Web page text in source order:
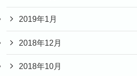
2019年1月
2018年12月
2018年10月